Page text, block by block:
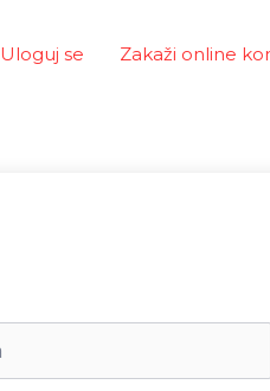
Uloguj se Zakaži online